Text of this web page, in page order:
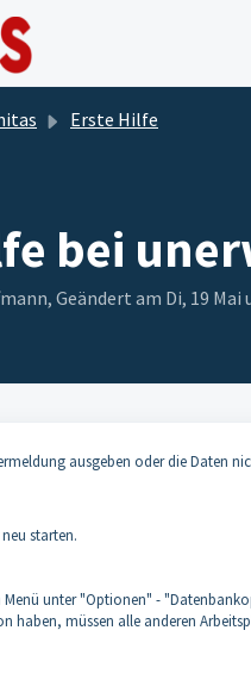
Erste Hilfe
bei
Geändert am Di, 19 Mai
ausgeben oder die Daten
starten.
Menü unter "Optionen" -
haben, müssen alle anderen